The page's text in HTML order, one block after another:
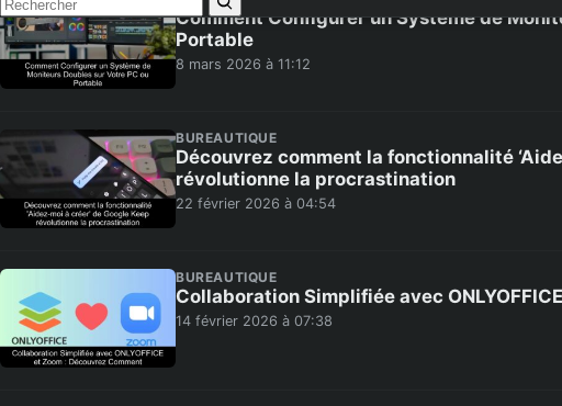
Comment Configurer un Système de
Portable
8 mars 2026 à 11:12
BUREAUTIQUE
Découvrez comment la fonctionnalité
révolutionne la procrastination
22 février 2026 à 04:54
BUREAUTIQUE
Collaboration Simplifiée avec
14 février 2026 à 07:38